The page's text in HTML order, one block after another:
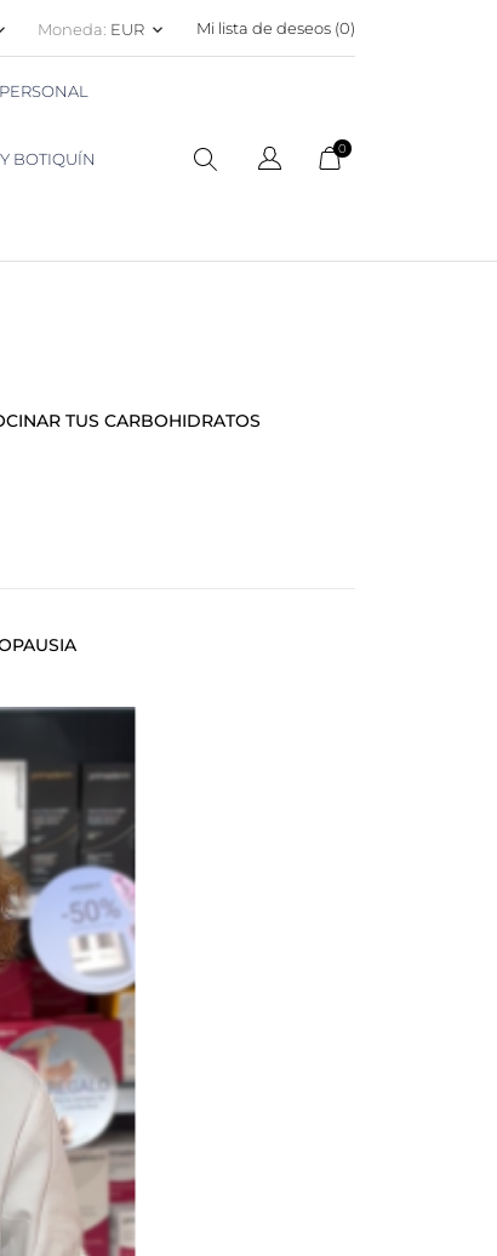
Moneda: EUR keyboard_arrow_down Mi lista de deseos (0)
BOTIQUÍN
0
TUS CARBOHIDRATOS